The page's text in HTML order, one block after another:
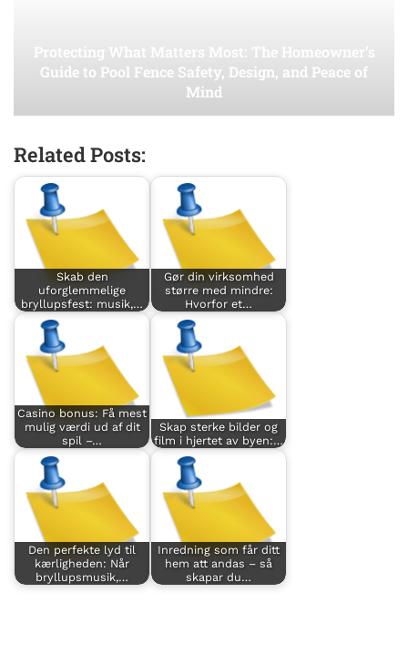
Protecting What Matters Most: The Homeowner’s
Guide to Pool Fence Safety, Design, and Peace of
Mind
Related Posts:
Skab den
uforglemmelige
bryllupsfest: musik,…
Gør din virksomhed
større med mindre:
Hvorfor et…
Casino bonus: Få mest
mulig værdi ud af dit
spil –…
Skap sterke bilder og
film i hjertet av byen:…
Den perfekte lyd til
kærligheden: Når
bryllupsmusik,…
Inredning som får ditt
hem att andas – så
skapar du…